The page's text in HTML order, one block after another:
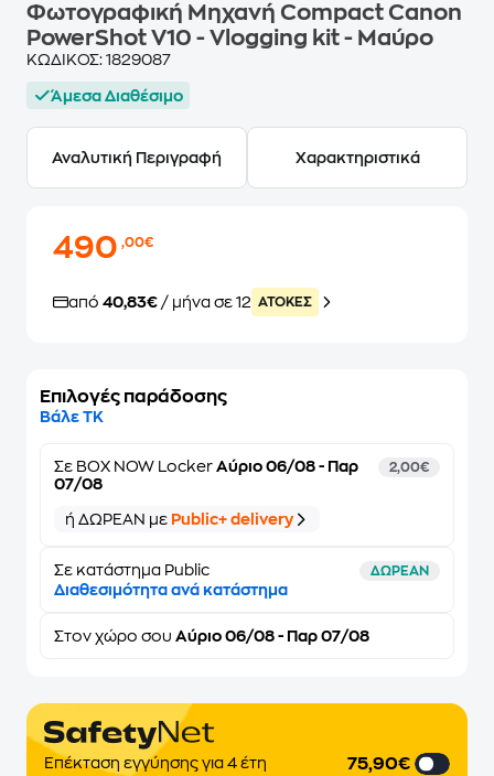
Φωτογραφική Μηχανή Compact Canon
PowerShot V10 - Vlogging kit - Μαύρο
ΚΩΔΙΚΟΣ: 1829087
Άμεσα Διαθέσιμο
Αναλυτική Περιγραφή Χαρακτηριστικά
490,00€
από 40,83€ / μήνα σε 12 ATOKEΣ
Επιλογές παράδοσης
Βάλε ΤΚ
Σε BOX NOW Locker Αύριο 06/08 - Παρ
07/08
2,00€
ή ΔΩΡΕΑΝ με Public+ delivery
Σε κατάστημα Public ΔΩΡΕΑΝ
Διαθεσιμότητα ανά κατάστημα
Στον χώρο σου Αύριο 06/08 - Παρ 07/08
Επέκταση εγγύησης για 4 έτη 75,90€